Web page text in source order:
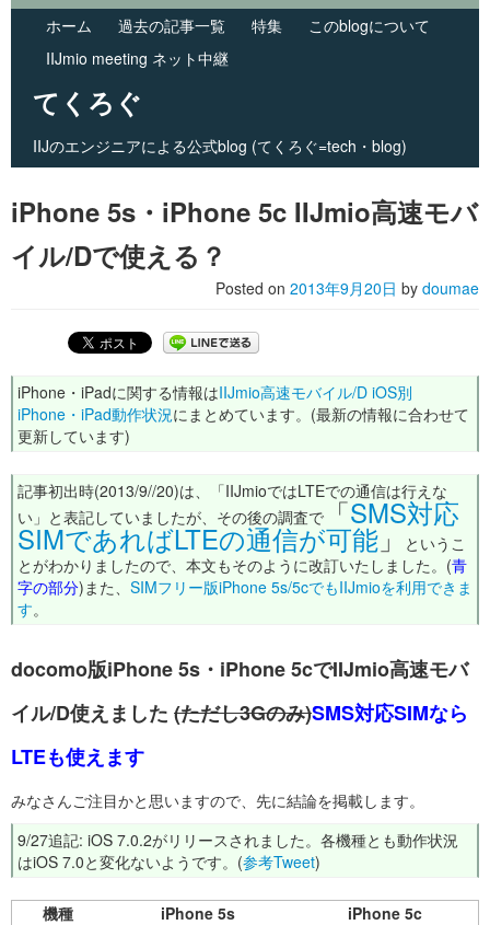
ホーム 過去の記事一覧 特集
このblogについて
IIJmio meeting ネット中継
てくろぐ
IIJのエンジニアによる公式blog (てくろぐ=tech・blog)
Main menu
iPhone 5s・iPhone 5c IIJmio高速モバ
イル/Dで使える？
Posted on 2013年9月20日 by doumae
iPhone・iPadに関する情報はIIJmio高速モバイル/D iOS別
iPhone・iPad動作状況にまとめています。(最新の情報に合わせて
更新しています)
記事初出時(2013/9//20)は、「IIJmioではLTEでの通信は行えな
い」と表記していましたが、その後の調査で 「SMS対応
SIMであればLTEの通信が可能 」
というこ
とがわかりましたので、本文もそのように改訂いたしました。(青
字の部分)また、 SIMフリー版iPhone 5s/5cでもIIJmioを利用できま
す。
docomo版iPhone 5s・iPhone 5cでIIJmio高速モバ
イル/D使えました (ただし3Gのみ)SMS対応SIMなら
LTEも使えます
みなさんご注目かと思いますので、先に結論を掲載します。
9/27追記: iOS 7.0.2がリリースされました。各機種とも動作状況
はiOS 7.0と変化ないようです。(参考Tweet)
機種 iPhone 5s
iPhone 5c